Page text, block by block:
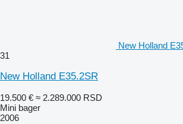
New Holland
31
New Holland E35.2SR
19.500 € ≈ 2.289.000 RSD
Mini bager
2006